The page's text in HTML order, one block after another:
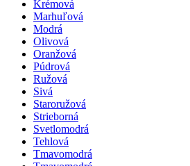
Krémová
Marhuľová
Modrá
Olivová
Oranžová
Púdrová
Ružová
Sivá
Staroružová
Strieborná
Svetlomodrá
Tehlová
Tmavomodrá